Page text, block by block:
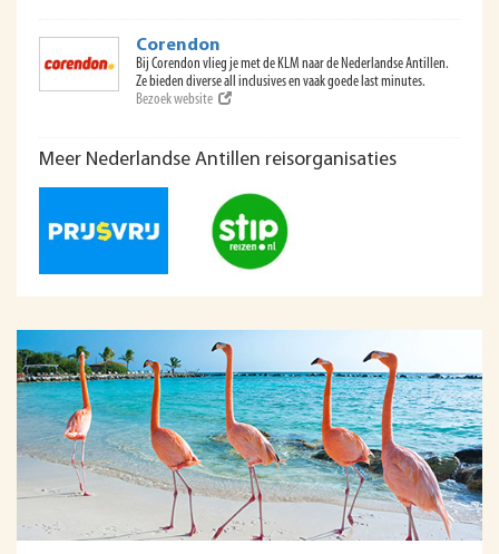
Corendon
Bij Corendon vlieg je met de KLM naar de Nederlandse Antillen.
Ze bieden diverse all inclusives en vaak goede last minutes.
Bezoek website
Meer Nederlandse Antillen reisorganisaties